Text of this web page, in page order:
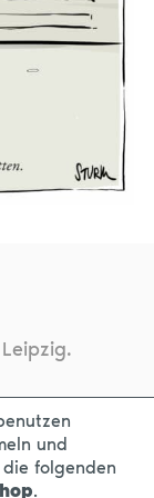
und
folgenden
.